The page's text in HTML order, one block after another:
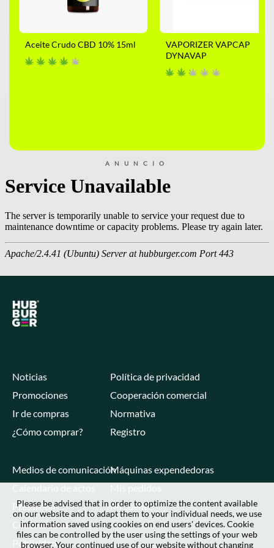
Aceite Crudo CBD 10% 15ml
VAPORIZER VAPCAP
DYNAVAP
ANUNCIO
Noticias
Promociones
Ir de compras
¿Cómo comprar?
Política de privacidad
Cooperación comercial
Normativa
Registro
Medios de comunicación
Calendario de actos
Pressroom
Contacte con
Publicidad
Máquinas expendedoras
Mis pedidos
Mi cuenta
Please be advised that in order to optimize the content available
on our website and to adapt them to your individual needs, we use
information saved using cookies on end users' devices. Cookie
files can be controlled by the user using the settings of your web
browser. Your continued use of our website without changing